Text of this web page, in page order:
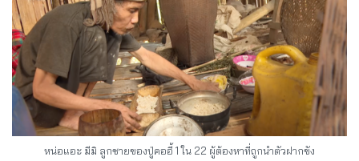
หน่อแอะ มีมิ ลูกชายของปู่คออี้ 1 ใน 22 ผู้ต้องหาที่ถูกนำตัวฝากขัง